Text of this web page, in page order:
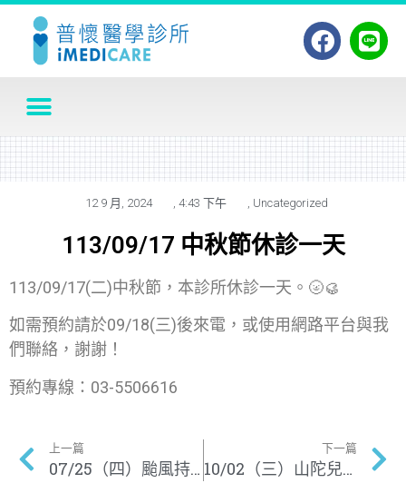
12 9 月, 2024 , 4:43 下午 , Uncategorized
113/09/17 中秋節休診一天
113/09/17(二)中秋節，本診所休診一天。🌝🥮
如需預約請於09/18(三)後來電，或使用網路平台與我
們聯絡，謝謝！
預約專線：03-5506616
上一篇
07/25（四）颱風持續影響，休診一天
下一篇
10/02（三）山陀兒颱風影響，休診一天